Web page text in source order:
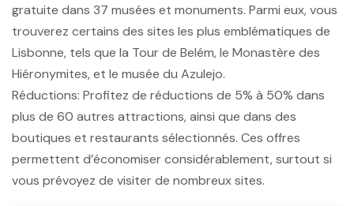
gratuite dans 37 musées et monuments. Parmi eux, vous
trouverez certains des sites les plus emblématiques de
Lisbonne, tels que la Tour de Belém, le Monastère des
Hiéronymites, et le musée du Azulejo.
Réductions: Profitez de réductions de 5% à 50% dans
plus de 60 autres attractions, ainsi que dans des
boutiques et restaurants sélectionnés. Ces offres
permettent d’économiser considérablement, surtout si
vous prévoyez de visiter de nombreux sites.